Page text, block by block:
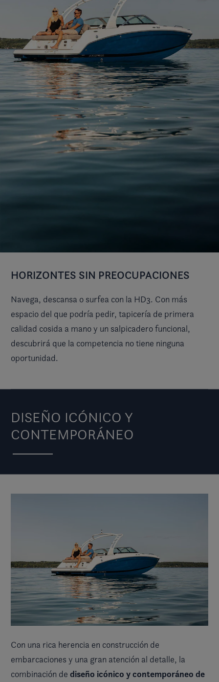
HORIZONTES SIN PREOCUPACIONES
Navega, descansa o surfea con la HD3. Con más
espacio del que podría pedir, tapicería de primera
calidad cosida a mano y un salpicadero funcional,
descubrirá que la competencia no tiene ninguna
oportunidad.
DISEÑO ICÓNICO Y
CONTEMPORÁNEO
Con una rica herencia en construcción de
embarcaciones y una gran atención al detalle, la
combinación de diseño icónico y contemporáneo de